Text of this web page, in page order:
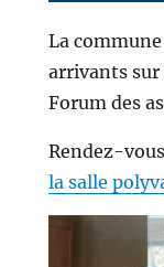
La
arrivants sur
Forum des
Rendez-
la salle